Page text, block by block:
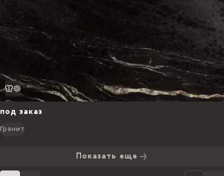
под заказ
Гранит
Показать еще